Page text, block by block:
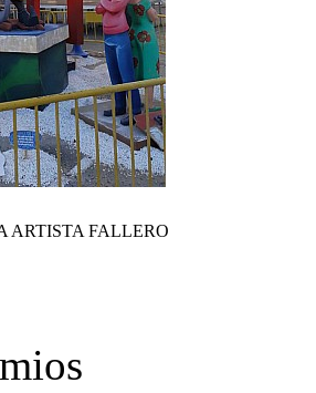
ARTISTA FALLERO